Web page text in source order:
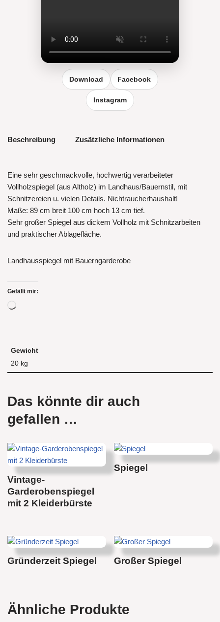
Reel vergrößern
Download Facebook
Instagram
Beschreibung Zusätzliche Informationen
Eine sehr geschmackvolle, hochwertig verarbeiteter
Vollholzspiegel (aus Altholz) im Landhaus/Bauernstil, mit
Schnitzereien u. vielen Details. Nichtraucherhaushalt!
Maße: 89 cm breit 100 cm hoch 13 cm tief.
Sehr großer Spiegel aus dickem Vollholz mit Schnitzarbeiten
und praktischer Ablagefläche.
Landhausspiegel mit Bauerngarderobe
Gefällt mir:
Gewicht
20 kg
Das könnte dir auch
gefallen …
Vintage-
Garderobenspiegel
mit 2 Kleiderbürste
Spiegel
Gründerzeit Spiegel Großer Spiegel
Ähnliche Produkte